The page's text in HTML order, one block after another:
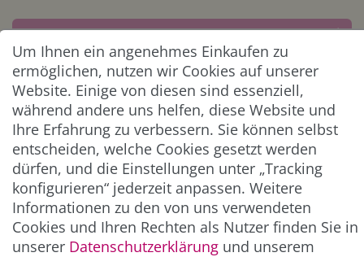
Abonnieren
** Hierbei handelt es sich um ein Pflichtfeld.
ZAHLUNG & VERSAND
Um Ihnen ein angenehmes Einkaufen zu
ermöglichen, nutzen wir Cookies auf unserer
Website. Einige von diesen sind essenziell,
während andere uns helfen, diese Website und
Ihre Erfahrung zu verbessern. Sie können selbst
entscheiden, welche Cookies gesetzt werden
dürfen, und die Einstellungen unter „Tracking
konfigurieren“ jederzeit anpassen. Weitere
Informationen zu den von uns verwendeten
Cookies und Ihren Rechten als Nutzer finden Sie in
unserer Daten­schutz­erklärung und unserem